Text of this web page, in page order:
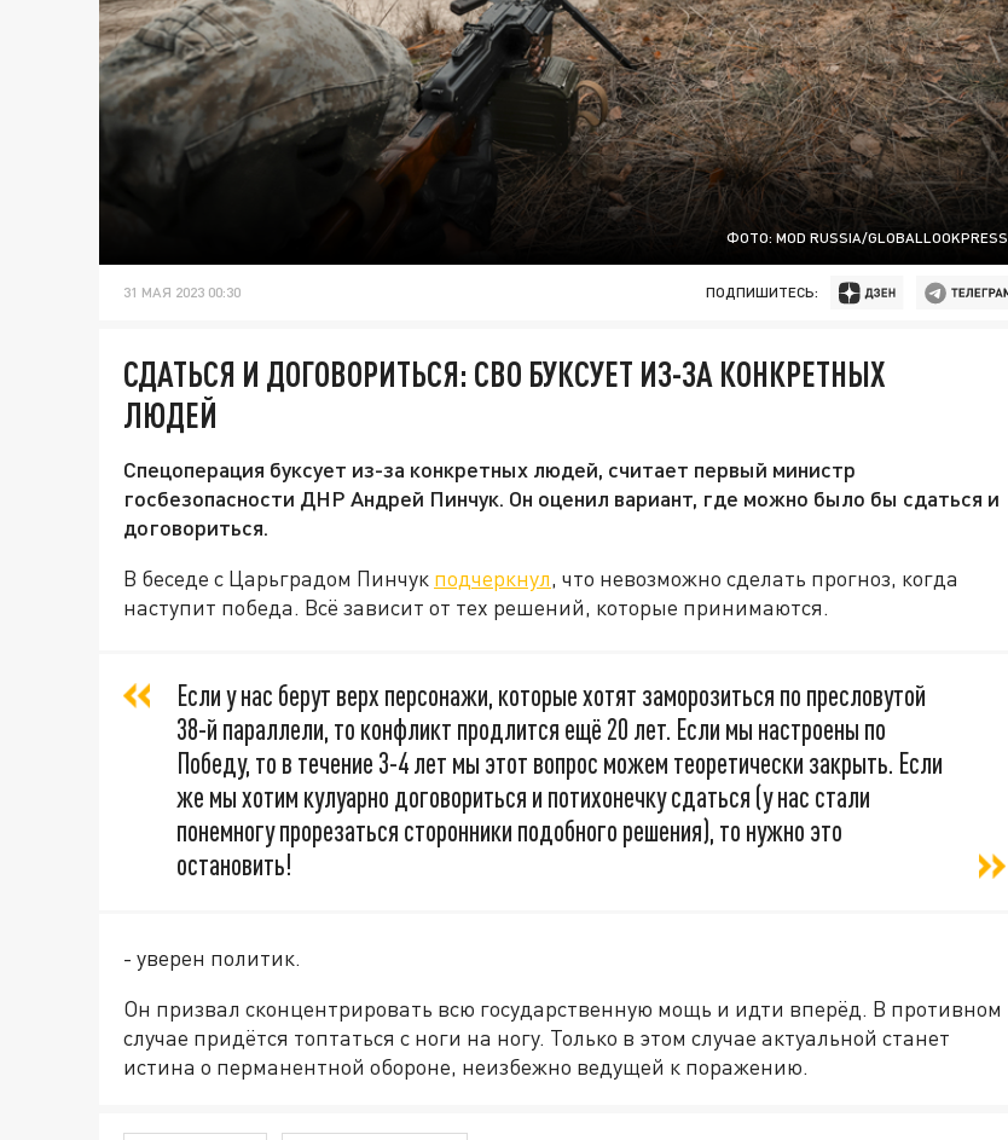
ФОТО: MOD RUSSIA/GLOBALLOOKPRESS
31 МАЯ 2023 00:30 ПОДПИШИТЕСЬ:
СДАТЬСЯ И ДОГОВОРИТЬСЯ: СВО БУКСУЕТ ИЗ-ЗА КОНКРЕТНЫХ
ЛЮДЕЙ
Спецоперация буксует из-за конкретных людей, считает первый министр
госбезопасности ДНР Андрей Пинчук. Он оценил вариант, где можно было бы сдаться и
договориться.
В беседе с Царьградом Пинчук подчеркнул, что невозможно сделать прогноз, когда
наступит победа. Всё зависит от тех решений, которые принимаются.
Если у нас берут верх персонажи, которые хотят заморозиться по пресловутой
38-й параллели, то конфликт продлится ещё 20 лет. Если мы настроены по
Победу, то в течение 3-4 лет мы этот вопрос можем теоретически закрыть. Если
же мы хотим кулуарно договориться и потихонечку сдаться (у нас стали
понемногу прорезаться сторонники подобного решения), то нужно это
остановить!
- уверен политик.
Он призвал сконцентрировать всю государственную мощь и идти вперёд. В противном
случае придётся топтаться с ноги на ногу. Только в этом случае актуальной станет
истина о перманентной обороне, неизбежно ведущей к поражению.